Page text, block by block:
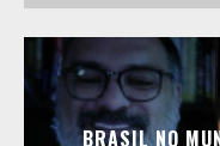
BRASIL NO